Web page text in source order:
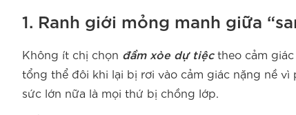
1. Ranh giới mỏng manh giữa
Không ít chị chọn đầm xòe dự tiệctheo cảm giác
tổng thể đôi khi lại bị rơi vào cảm giác nặng nề
sức lớn nữa là mọi thứ bị chồng lớp.